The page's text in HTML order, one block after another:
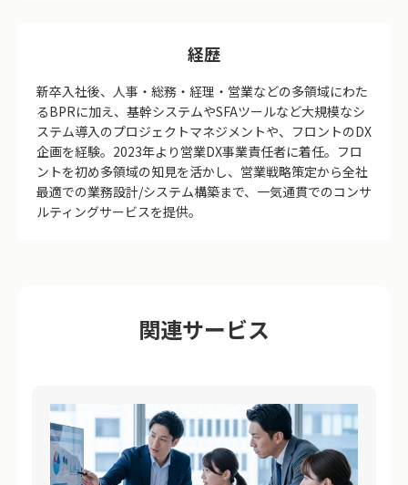
経歴
新卒入社後、人事・総務・経理・営業などの多領域にわた
るBPRに加え、基幹システムやSFAツールなど大規模なシ
ステム導入のプロジェクトマネジメントや、フロントのDX
企画を経験。2023年より営業DX事業責任者に着任。フロ
ントを初め多領域の知見を活かし、営業戦略策定から全社
最適での業務設計/システム構築まで、一気通貫でのコンサ
ルティングサービスを提供。
関連サービス